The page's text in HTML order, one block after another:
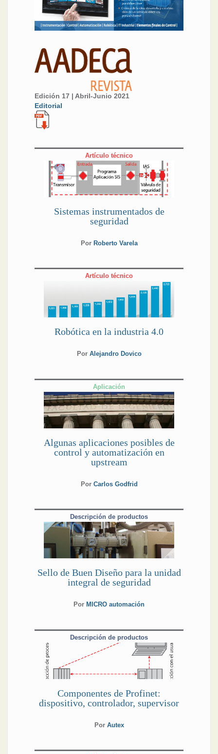
Edición 17 | Abril-Junio 2021
Editorial
Artículo técnico
Sistemas instrumentados de
seguridad
Por Roberto Varela
Artículo técnico
Robótica en la industria 4.0
Por Alejandro Dovico
Aplicación
Algunas aplicaciones posibles de
control y automatización en
upstream
Por Carlos Godfrid
Descripción de productos
Sello de Buen Diseño para la unidad
integral de seguridad
Por MICRO automación
Descripción de productos
Componentes de Profinet:
dispositivo, controlador, supervisor
Por Autex